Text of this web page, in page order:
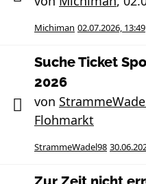
Michiman 02.07.2026, 13:49
Suche Ticket
2026
von
Flohmarkt
StrammeWadel98